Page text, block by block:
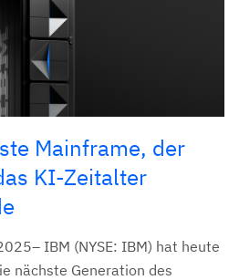
Mainframe, der
KI-Zeitalter
IBM (NYSE: IBM) hat heute
nächste Generation des